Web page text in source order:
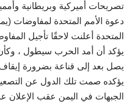
تصريحات أميركية وبريطانية
دعوة الأمم المتحدة لمفاوضات
المتحدة أعلنت لاحقًا تأجيل
يؤكد أن أمد الحرب سيطول ،
يصل بعد إلى قناعة بضرورة
يؤكده صمت تلك الدول عن
الجبهات في اليمن عقب الإعلان